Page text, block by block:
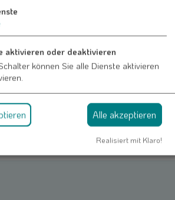
aktivieren oder deaktivieren
können Sie alle Dienste aktivieren
Alle akzeptieren
Realisiert mit Klaro!